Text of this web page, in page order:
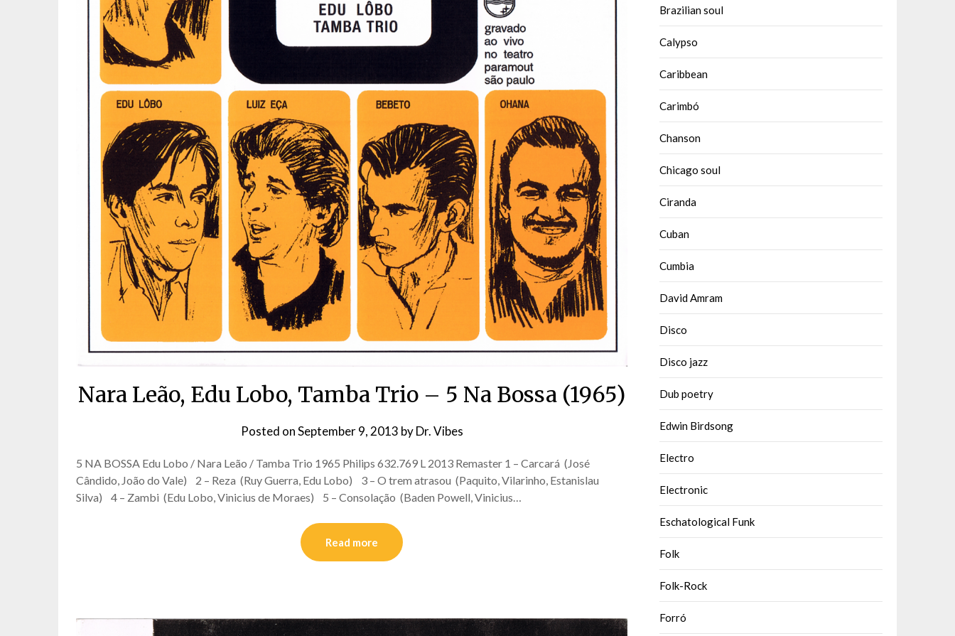
Nara Leão, Edu Lobo, Tamba Trio – 5 Na Bossa (1965)
Posted onSeptember 9, 2013 byDr. Vibes
5 NA BOSSA Edu Lobo / Nara Leão / Tamba Trio 1965 Philips 632.769 L 2013 Remaster 1 – Carcará (José
Cândido, João do Vale) 2 – Reza (Ruy Guerra, Edu Lobo) 3 – O trem atrasou (Paquito, Vilarinho, Estanislau
Silva) 4 – Zambi (Edu Lobo, Vinicius de Moraes) 5 – Consolação (Baden Powell, Vinicius…
Read more
Brazilian soul
Calypso
Caribbean
Carimbó
Chanson
Chicago soul
Ciranda
Cuban
Cumbia
David Amram
Disco
Disco jazz
Dub poetry
Edwin Birdsong
Electro
Electronic
Eschatological Funk
Folk
Folk-Rock
Forró